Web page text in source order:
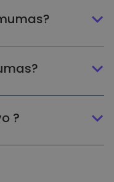
?